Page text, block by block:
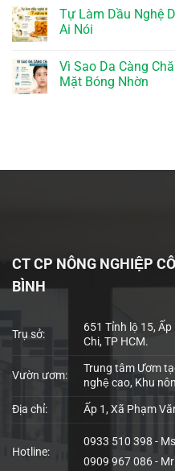
Tự Làm Dầu Nghệ
Ai Nói
Vì Sao Da Càng
Mặt Bóng Nhờn
CT CP NÔNG NGHIỆP
BÌNH
Trụ sở:
651 Tỉnh lộ 15,
Chi, TP HCM.
Vườn ươm:
Trung tâm Ươm
nghệ cao, Khu
Địa chỉ: Ấp 1, Xã Phạm
Hotline:
0933 510 398 -
0909 967 086 -